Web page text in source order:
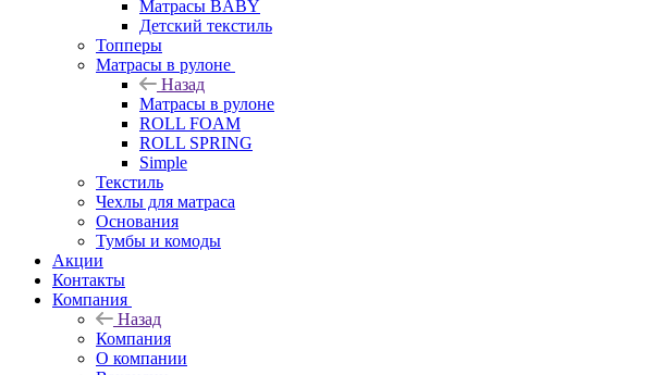
Матрасы BABY
Детский текстиль
Топперы
Матрасы в рулоне
Назад
Матрасы в рулоне
ROLL FOAM
ROLL SPRING
Simple
Текстиль
Чехлы для матраса
Основания
Тумбы и комоды
Акции
Контакты
Компания
Назад
Компания
О компании